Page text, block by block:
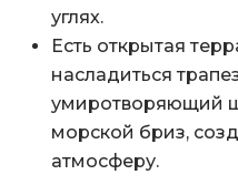
углях.
Есть открытая
насладиться
умиротворяющий
морской бриз,
атмосферу.